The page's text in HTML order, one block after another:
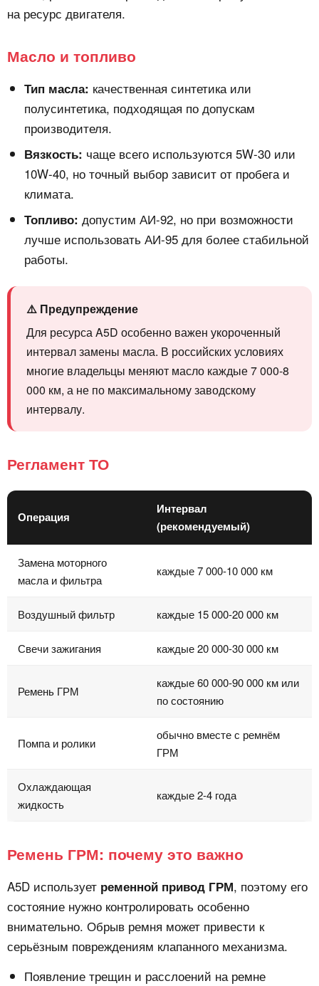
на ресурс двигателя.
Масло и топливо
Тип масла: качественная синтетика или
полусинтетика, подходящая по допускам
производителя.
Вязкость: чаще всего используются 5W-30 или
10W-40, но точный выбор зависит от пробега и
климата.
Топливо: допустим АИ-92, но при возможности
лучше использовать АИ-95 для более стабильной
работы.
⚠️ Предупреждение
Для ресурса A5D особенно важен укороченный
интервал замены масла. В российских условиях
многие владельцы меняют масло каждые 7 000-8
000 км, а не по максимальному заводскому
интервалу.
Регламент ТО
Операция
Интервал
(рекомендуемый)
Замена моторного
масла и фильтра
каждые 7 000-10 000 км
Воздушный фильтр каждые 15 000-20 000 км
Свечи зажигания каждые 20 000-30 000 км
Ремень ГРМ
каждые 60 000-90 000 км или
по состоянию
Помпа и ролики
обычно вместе с ремнём
ГРМ
Охлаждающая
жидкость
каждые 2-4 года
Ремень ГРМ: почему это важно
A5D использует ременной привод ГРМ, поэтому его
состояние нужно контролировать особенно
внимательно. Обрыв ремня может привести к
серьёзным повреждениям клапанного механизма.
Появление трещин и расслоений на ремне